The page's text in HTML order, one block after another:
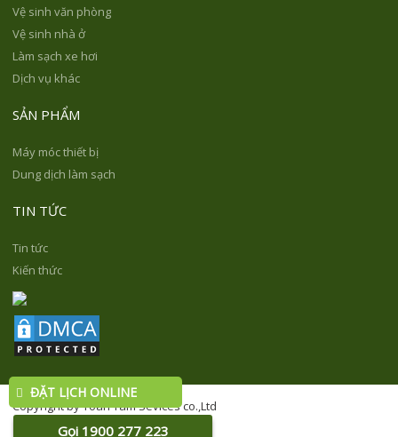
Vệ sinh văn phòng
Vệ sinh nhà ở
Làm sạch xe hơi
Dịch vụ khác
SẢN PHẨM
Máy móc thiết bị
Dung dịch làm sạch
TIN TỨC
Tin tức
Kiến thức
Copyright by Toàn Tâm Sevices co.,Ltd
ĐẶT LỊCH ONLINE
Gọi 1900 277 223